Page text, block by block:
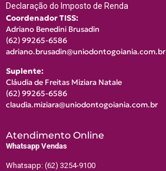
Declaração do Imposto de Renda
Coordenador TISS:
Adriano Benedini Brusadin
(62) 99265-6586
adriano.brusadin@uniodontogoiania.com.br
Suplente:
Cláudia de Freitas Miziara Natale
(62) 99265-6586
claudia.miziara@uniodontogoiania.com.br
Atendimento Online
Whatsapp Vendas
Whatsapp: (62) 3254-9100